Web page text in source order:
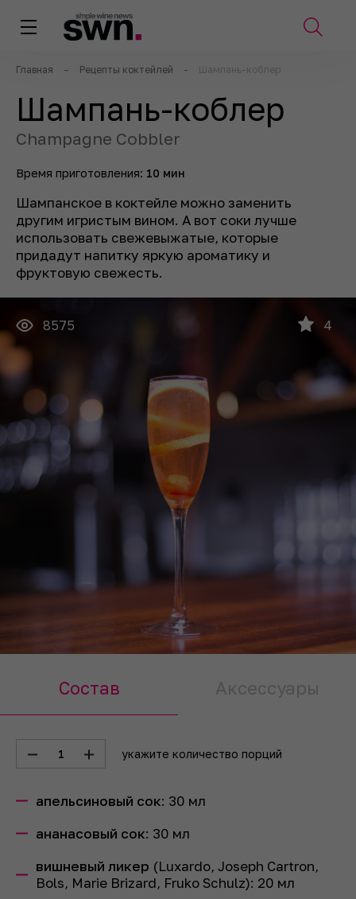
Главная – Рецепты коктейлей - Шампань-коблер
Шампань-коблер
Champagne Cobbler
8575 4
Шампанское в коктейле можно заменить
другим игристым вином. А вот соки лучше
использовать свежевыжатые, которые
придадут напитку яркую ароматику и
фруктовую свежесть.
Время приготовления: 10 мин
Состав Аксессуары
1 укажите количество порций
апельсиновый сок: 30 мл
ананасовый сок: 30 мл
вишневый ликер (Luxardo, Joseph Cartron,
Bols, Marie Brizard, Fruko Schulz): 20 мл